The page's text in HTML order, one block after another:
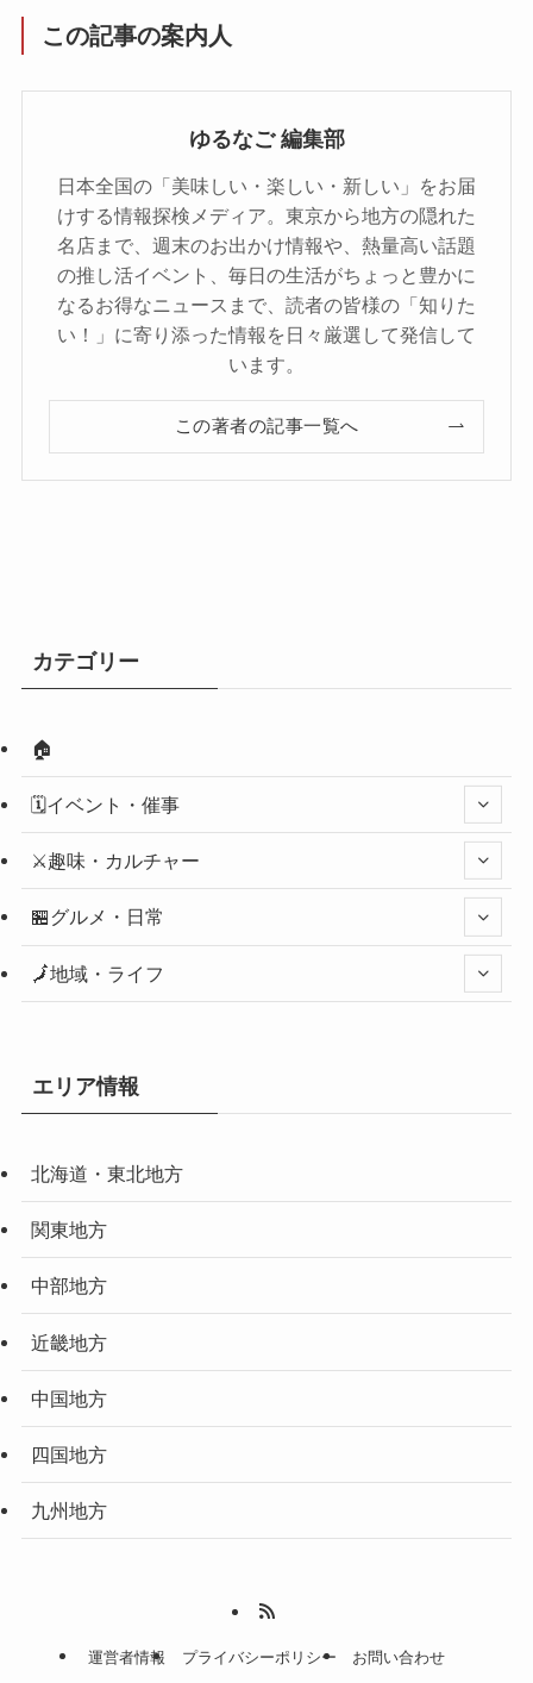
この記事の案内人
ゆるなご 編集部
日本全国の「美味しい・楽しい・新しい」をお届
けする情報探検メディア。東京から地方の隠れた
名店まで、週末のお出かけ情報や、熱量高い話題
の推し活イベント、毎日の生活がちょっと豊かに
なるお得なニュースまで、読者の皆様の「知りた
い！」に寄り添った情報を日々厳選して発信して
います。
この著者の記事一覧へ
カテゴリー
🏠
🗓️イベント・催事
⚔️趣味・カルチャー
🏪グルメ・日常
🗾地域・ライフ
エリア情報
北海道・東北地方
関東地方
中部地方
近畿地方
中国地方
四国地方
九州地方
運営者情報 プライバシーポリシー お問い合わせ